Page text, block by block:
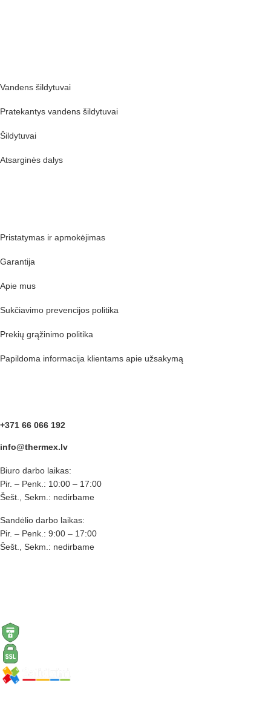
Vandens šildytuvai
Pratekantys vandens šildytuvai
Šildytuvai
Atsarginės dalys
Pristatymas ir apmokėjimas
Garantija
Apie mus
Sukčiavimo prevencijos politika
Prekių grąžinimo politika
Papildoma informacija klientams apie užsakymą
+371 66 066 192
info@thermex.lv
Biuro darbo laikas:
Pir. – Penk.: 10:00 – 17:00
Šešt., Sekm.: nedirbame
Sandėlio darbo laikas:
Pir. – Penk.: 9:00 – 17:00
Šešt., Sekm.: nedirbame